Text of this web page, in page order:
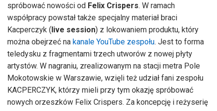
spróbować nowości od Felix Crispers. W ramach
współpracy powstał także specjalny materiał braci
Kacperczyk (live session) z lokowaniem produktu, który
można obejrzeć na kanale YouTube zespołu. Jest to forma
teledysku z fragmentami trzech utworów z nowej płyty
artystów. W nagraniu, zrealizowanym na stacji metra Pole
Mokotowskie w Warszawie, wzięli też udział fani zespołu
KACPERCZYK, którzy mieli przy tym okazję spróbować
nowych orzeszków Felix Crispers. Za koncepcję i reżyserię